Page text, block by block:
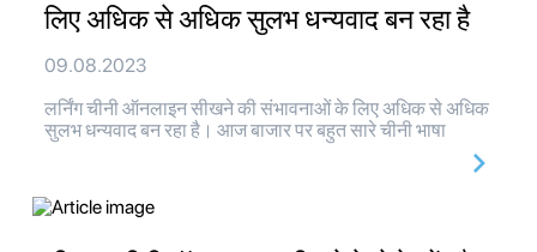
लिए अधिक से अधिक सुलभ धन्यवाद बन रहा है
09.08.2023
लर्निंग चीनी ऑनलाइन सीखने की संभावनाओं के लिए अधिक से अधिक
सुलभ धन्यवाद बन रहा है। आज बाजार पर बहुत सारे चीनी भाषा